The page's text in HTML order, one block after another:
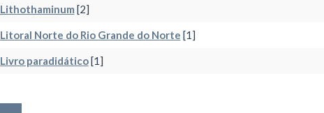
Lithothaminum [2]
Litoral Norte do Rio Grande do Norte [1]
Livro paradidático[1]